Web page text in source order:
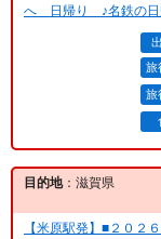
へ 日帰り ♪名鉄の日
旅
旅
目的地：滋賀県
【米原駅発】■２０２